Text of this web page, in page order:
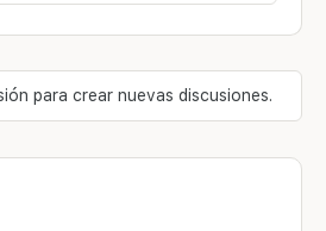
para crear nuevas discusiones.